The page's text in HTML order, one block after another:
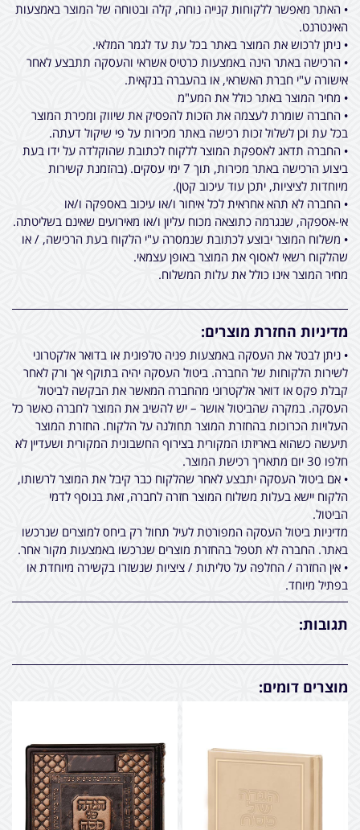
• האתר מאפשר ללקוחות קנייה נוחה, קלה ובטוחה של המוצר באמצעות
האינטרנט.
• ניתן לרכוש את המוצר באתר בכל עת עד לגמר המלאי.
• הרכישה באתר הינה באמצעות כרטיס אשראי והעסקה תתבצע לאחר
אישורה ע"י חברת האשראי, או בהעברה בנקאית.
• מחיר המוצר באתר כולל את המע"מ
• החברה שומרת לעצמה את הזכות להפסיק את שיווק ומכירת המוצר
בכל עת וכן לשלול זכות רכישה באתר מכירות על פי שיקול דעתה.
• החברה תדאג לאספקת המוצר ללקוח לכתובת שהוקלדה על ידו בעת
ביצוע הרכישה באתר מכירות, תוך 7 ימי עסקים. (בהזמנת קשירות
מיוחדות לציציות, יתכן עוד עיכוב קטן).
• החברה לא תהא אחראית לכל איחור ו/או עיכוב באספקה ו/או
אי-אספקה, שנגרמה כתוצאה מכוח עליון ו/או מאירועים שאינם בשליטתה.
• משלוח המוצר יבוצע לכתובת שנמסרה ע"י הלקוח בעת הרכישה, / או
שהלקוח רשאי לאסוף את המוצר באופן עצמאי.
מחיר המוצר אינו כולל את עלות המשלוח.
מדיניות החזרת מוצרים:
• ניתן לבטל את העסקה באמצעות פניה טלפונית או בדואר אלקטרוני
לשירות הלקוחות של החברה. ביטול העסקה יהיה בתוקף אך ורק לאחר
קבלת פקס או דואר אלקטרוני מהחברה המאשר את הבקשה לביטול
העסקה. במקרה שהביטול אושר – יש להשיב את המוצר לחברה כאשר כל
העלויות הכרוכות בהחזרת המוצר תחולנה על הלקוח. החזרת המוצר
תיעשה כשהוא באריזתו המקורית בצירוף החשבונית המקורית ושעדיין לא
חלפו 30 יום מתאריך רכישת המוצר.
• אם ביטול העסקה יתבצע לאחר שהלקוח כבר קיבל את המוצר לרשותו,
הלקוח יישא בעלות משלוח המוצר חזרה לחברה, זאת בנוסף לדמי
הביטול.
מדיניות ביטול העסקה המפורטת לעיל תחול רק ביחס למוצרים שנרכשו
באתר. החברה לא תטפל בהחזרת מוצרים שנרכשו באמצעות מקור אחר.
• אין החזרה / החלפה על טליתות / ציציות שנשזרו בקשירה מיוחדת או
בפתיל מיוחד.
תגובות:
מוצרים דומים: